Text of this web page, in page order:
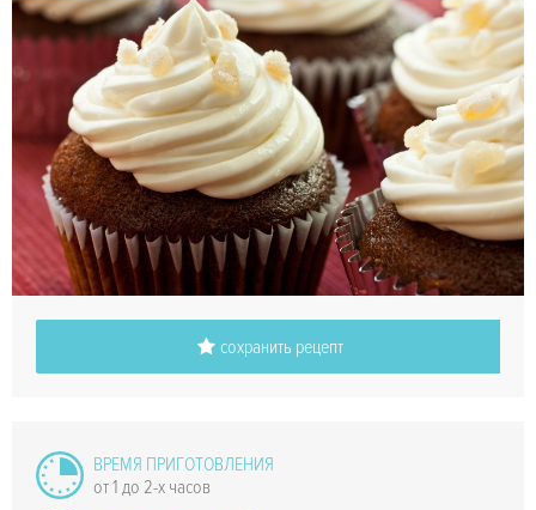
сохранить рецепт
ВРЕМЯ ПРИГОТОВЛЕНИЯ
от 1 до 2-х часов